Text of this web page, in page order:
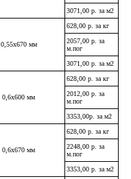
3071,00 р. за м2
0,55х670 мм
628,00 р. за кг
2057,00 р. за
м.пог
3071,00 р. за м2
0,6х600 мм
628,00 р. за кг
2012,00 р. за
м.пог
3353,00р. за м2
0,6х670 мм
628,00 р. за кг
2248,00 р. за
м.пог
3353,00 р. за м2